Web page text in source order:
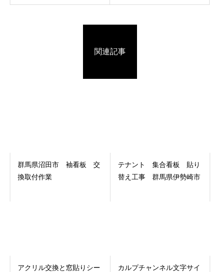
関連記事
群馬県沼田市 袖看板 交
換取付作業
テナント 集合看板 貼り
替え工事 群馬県伊勢崎市
アクリル交換と窓貼りシー
カルプチャンネル文字サイ